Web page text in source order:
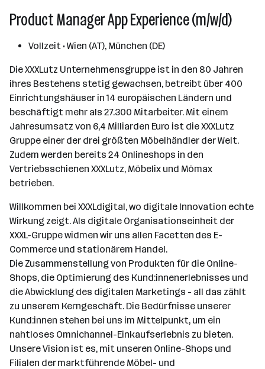
Product Manager App Experience (m/w/d)
Vollzeit • Wien (AT), München (DE)
Die XXXLutz Unternehmensgruppe ist in den 80 Jahren
ihres Bestehens stetig gewachsen, betreibt über 400
Einrichtungshäuser in 14 europäischen Ländern und
beschäftigt mehr als 27.300 Mitarbeiter. Mit einem
Jahresumsatz von 6,4 Milliarden Euro ist die XXXLutz
Gruppe einer der drei größten Möbelhändler der Welt.
Zudem werden bereits 24 Onlineshops in den
Vertriebsschienen XXXLutz, Möbelix und Mömax
betrieben.
Willkommen bei XXXLdigital, wo digitale Innovation echte
Wirkung zeigt. Als digitale Organisationseinheit der
XXXL-Gruppe widmen wir uns allen Facetten des E-
Commerce und stationärem Handel.
Die Zusammenstellung von Produkten für die Online-
Shops, die Optimierung des Kund:innenerlebnisses und
die Abwicklung des digitalen Marketings - all das zählt
zu unserem Kerngeschäft. Die Bedürfnisse unserer
Kund:innen stehen bei uns im Mittelpunkt, um ein
nahtloses Omnichannel-Einkaufserlebnis zu bieten.
Unsere Vision ist es, mit unseren Online-Shops und
Filialen der marktführende Möbel- und